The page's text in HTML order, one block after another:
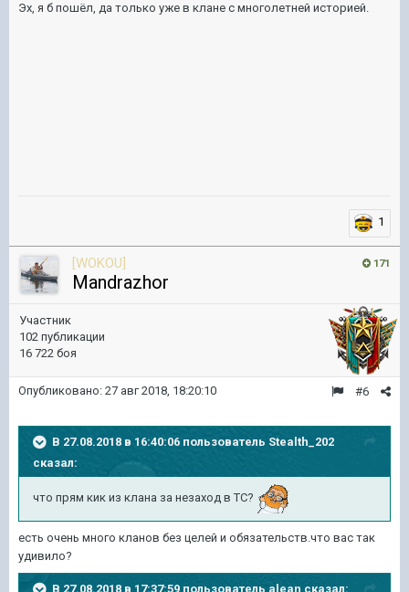
Эх, я б пошёл, да только уже в клане с многолетней историей.
1
171
[WOKOU]
Mandrazhor
Участник
102 публикации
16 722 боя
#6
Опубликовано: 27 авг 2018, 18:20:10
В 27.08.2018 в 16:40:06 пользователь Stealth_202
сказал:
что прям кик из клана за незаход в ТС?
есть очень много кланов без целей и обязательств.что вас так
удивило?
В 27.08.2018 в 17:37:59 пользователь alean сказал: